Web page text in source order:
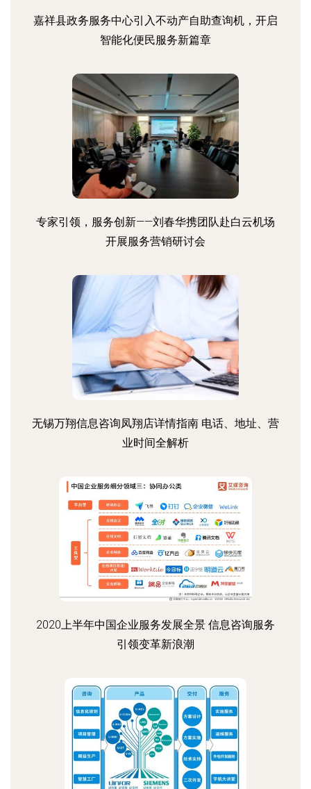
嘉祥县政务服务中心引入不动产自助查询机，开启
智能化便民服务新篇章
专家引领，服务创新——刘春华携团队赴白云机场
开展服务营销研讨会
无锡万翔信息咨询凤翔店详情指南 电话、地址、营
业时间全解析
2020上半年中国企业服务发展全景 信息咨询服务
引领变革新浪潮